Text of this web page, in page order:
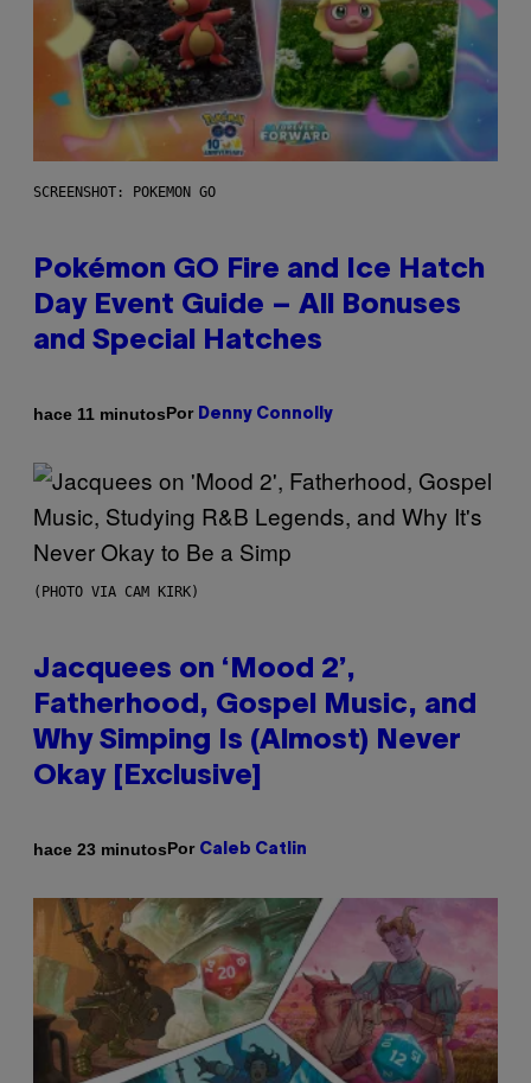
SCREENSHOT: POKEMON GO
Pokémon GO Fire and Ice Hatch
Day Event Guide – All Bonuses
and Special Hatches
hace 11 minutosPor Denny Connolly
(PHOTO VIA CAM KIRK)
Jacquees on ‘Mood 2’,
Fatherhood, Gospel Music, and
Why Simping Is (Almost) Never
Okay [Exclusive]
hace 23 minutosPor Caleb Catlin